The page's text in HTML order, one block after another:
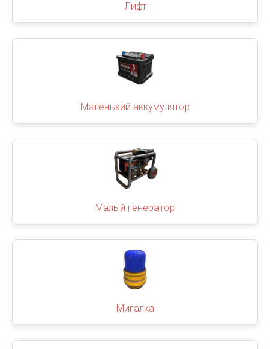
Лифт
Маленький аккумулятор
Малый генератор
Мигалка